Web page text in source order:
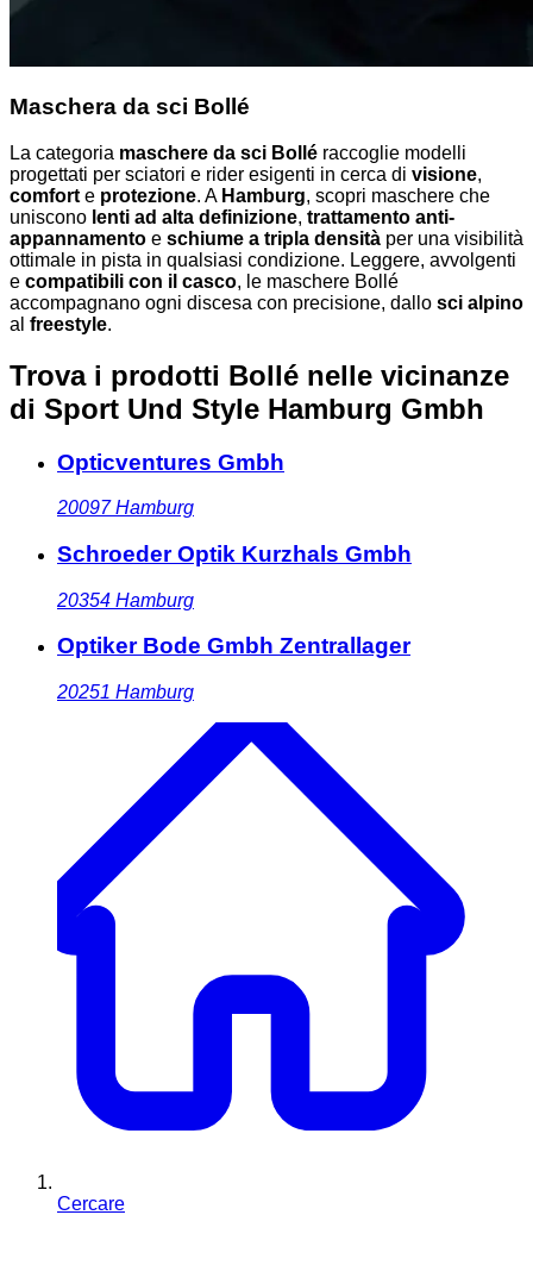
Maschera da sci Bollé
La categoria maschere da sci Bollé raccoglie modelli
progettati per sciatori e rider esigenti in cerca di visione,
comfort e protezione. A Hamburg, scopri maschere che
uniscono lenti ad alta definizione, trattamento anti-
appannamento e schiume a tripla densità per una visibilità
ottimale in pista in qualsiasi condizione. Leggere, avvolgenti
e compatibili con il casco, le maschere Bollé
accompagnano ogni discesa con precisione, dallo sci alpino
al freestyle.
Trova i prodotti Bollé nelle vicinanze
di Sport Und Style Hamburg Gmbh
Opticventures Gmbh
20097 Hamburg
Schroeder Optik Kurzhals Gmbh
20354 Hamburg
Optiker Bode Gmbh Zentrallager
20251 Hamburg
Cercare